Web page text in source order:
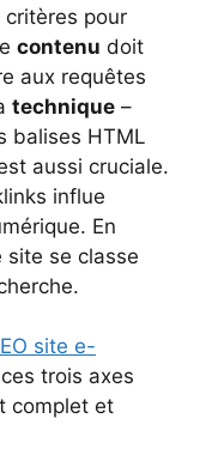
pour
contenu doit
aux requêtes
technique –
balises HTML
aussi cruciale.
influe
En
site se classe
site e-
trois axes
complet et